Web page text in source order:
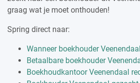
graag wat je moet onthouden!
Spring direct naar:
Wanneer boekhouder
Betaalbare boekhouder
Boekhoudkantoor Veenendaal